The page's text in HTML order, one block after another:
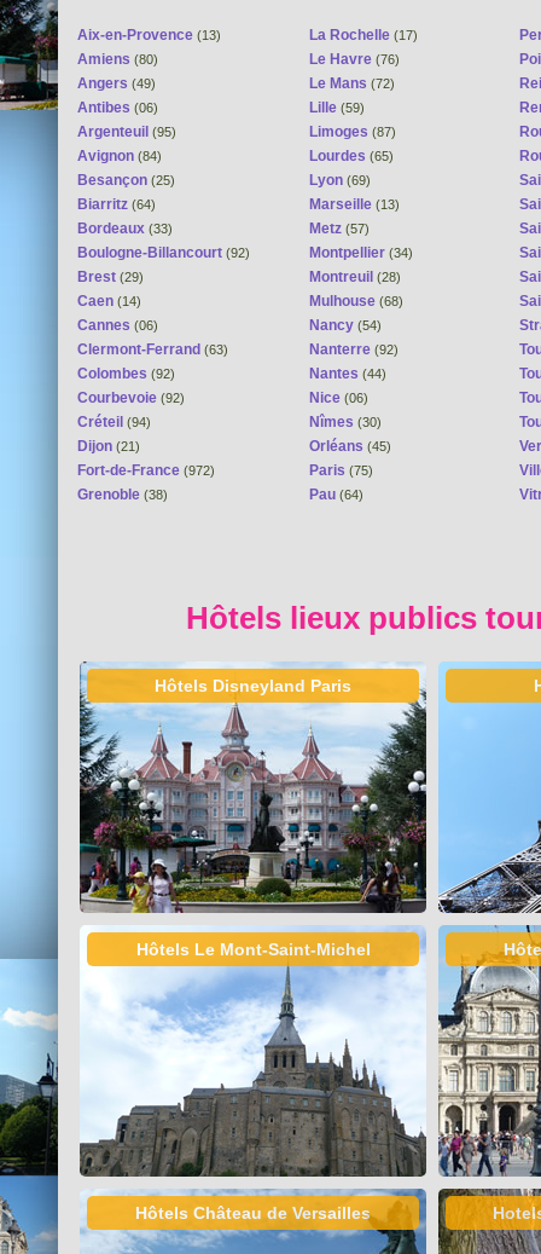
Aix-en-Provence (13)
Amiens (80)
Angers (49)
Antibes (06)
Argenteuil (95)
Avignon (84)
Besançon (25)
Biarritz (64)
Bordeaux (33)
Boulogne-Billancourt (92)
Brest (29)
Caen (14)
Cannes (06)
Clermont-Ferrand (63)
Colombes (92)
Courbevoie (92)
Créteil (94)
Dijon (21)
Fort-de-France (972)
Grenoble (38)
La Rochelle (17)
Le Havre (76)
Le Mans (72)
Lille (59)
Limoges (87)
Lourdes (65)
Lyon (69)
Marseille (13)
Metz (57)
Montpellier (34)
Montreuil (28)
Mulhouse (68)
Nancy (54)
Nanterre (92)
Nantes (44)
Nice (06)
Nîmes (30)
Orléans (45)
Paris (75)
Pau (64)
Hôtels lieux publics
Hôtels Disneyland Paris
Hôtels Le Mont-Saint-Michel
Hôtels Château de Versailles